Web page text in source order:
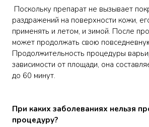
Поскольку препарат не вызывает
раздражений на поверхности кожи,
применять и летом, и зимой. После
может продолжать свою
Продолжительность процедуры
зависимости от площади, она
до 60 минут.
При каких заболеваниях нельзя
процедуру?